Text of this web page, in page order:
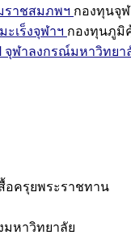
ราชสมภพฯ กองทุนจุ
เร็งจุฬาฯ กองทุนภูมิ
จุฬาลงกรณ์มหาวิทยา
อครุยพระราชทาน
มหาวิทยาลัย